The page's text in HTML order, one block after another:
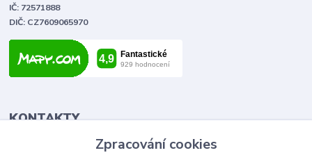
IČ: 72571888
DIČ: CZ7609065970
KONTAKTY
Zpracování cookies